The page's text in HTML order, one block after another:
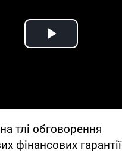
Play
тлі обговорення
фінансових